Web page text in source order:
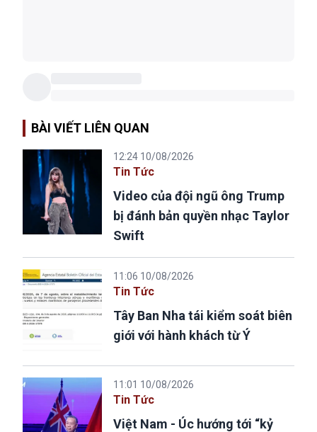
BÀI VIẾT LIÊN QUAN
12:24 10/08/2026
Tin Tức
Video của đội ngũ ông Trump
bị đánh bản quyền nhạc Taylor
Swift
11:06 10/08/2026
Tin Tức
Tây Ban Nha tái kiểm soát biên
giới với hành khách từ Ý
11:01 10/08/2026
Tin Tức
Việt Nam - Úc hướng tới “kỷ